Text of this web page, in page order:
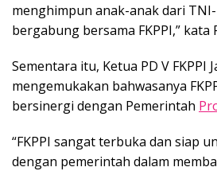
menghimpun anak-anak dari
bergabung bersama FKPPI,” kata
Sementara itu, Ketua PD V FKPPI
mengemukakan bahwasanya
bersinergi dengan Pemerintah
“FKPPI sangat terbuka dan siap
dengan pemerintah dalam